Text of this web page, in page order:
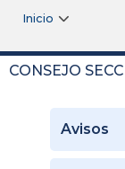
Inicio
CONSEJO
Avisos